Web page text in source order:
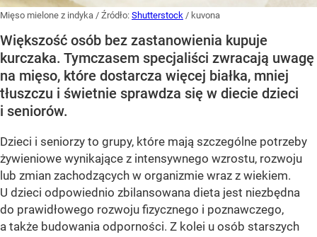
Mięso mielone z indyka / Źródło: Shutterstock / kuvona
Większość osób bez zastanowienia kupuje
kurczaka. Tymczasem specjaliści zwracają uwagę
na mięso, które dostarcza więcej białka, mniej
tłuszczu i świetnie sprawdza się w diecie dzieci
i seniorów.
Dzieci i seniorzy to grupy, które mają szczególne potrzeby
żywieniowe wynikające z intensywnego wzrostu, rozwoju
lub zmian zachodzących w organizmie wraz z wiekiem.
U dzieci odpowiednio zbilansowana dieta jest niezbędna
do prawidłowego rozwoju fizycznego i poznawczego,
a także budowania odporności. Z kolei u osób starszych